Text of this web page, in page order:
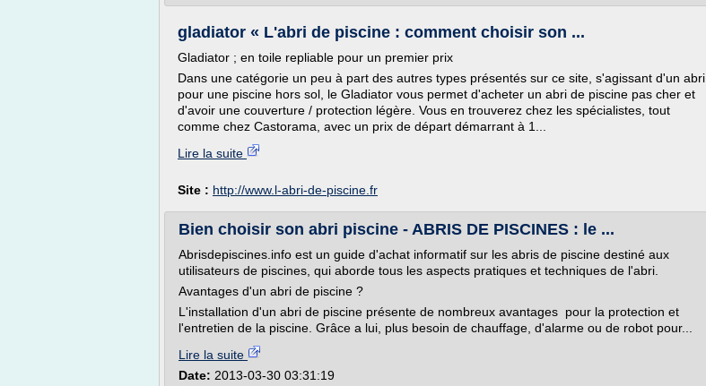
gladiator « L'abri de piscine : comment choisir son ...
Gladiator ; en toile repliable pour un premier prix
Dans une catégorie un peu à part des autres types présentés sur ce site, s'agissant d'un abri
pour une piscine hors sol, le Gladiator vous permet d'acheter un abri de piscine pas cher et
d'avoir une couverture / protection légère. Vous en trouverez chez les spécialistes, tout
comme chez Castorama, avec un prix de départ démarrant à 1...
Lire la suite
Site : http://www.l-abri-de-piscine.fr
Bien choisir son abri piscine - ABRIS DE PISCINES : le ...
Abrisdepiscines.info est un guide d'achat informatif sur les abris de piscine destiné aux
utilisateurs de piscines, qui aborde tous les aspects pratiques et techniques de l'abri.
Avantages d'un abri de piscine ?
L'installation d'un abri de piscine présente de nombreux avantages pour la protection et
l'entretien de la piscine. Grâce a lui, plus besoin de chauffage, d'alarme ou de robot pour...
Lire la suite
Date: 2013-03-30 03:31:19